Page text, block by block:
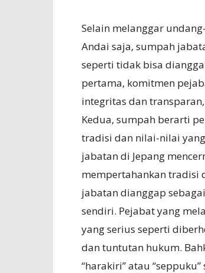
Selain melanggar
Andai saja, sumpah
seperti tidak bisa
pertama, komitmen
integritas dan
Kedua, sumpah berarti
tradisi dan nilai-nilai
jabatan di Jepang
mempertahankan tradisi
jabatan dianggap
sendiri. Pejabat yang
yang serius seperti
dan tuntutan hukum.
“harakiri” atau